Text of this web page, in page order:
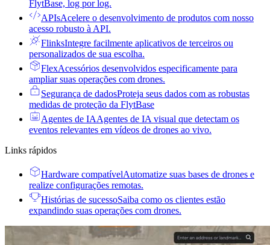
FlytBase, log por log.
APIsAcelere o desenvolvimento de produtos com nosso
acesso robusto à API.
FlinksIntegre facilmente aplicativos de terceiros ou
personalizados de sua escolha.
FlexAcessórios desenvolvidos especificamente para
ampliar suas operações com drones.
Segurança de dadosProteja seus dados com as robustas
medidas de proteção da FlytBase
Agentes de IAAgentes de IA visual que detectam os
eventos relevantes em vídeos de drones ao vivo.
Links rápidos
Hardware compatívelAutomatize suas bases de drones e
realize configurações remotas.
Histórias de sucessoSaiba como os clientes estão
expandindo suas operações com drones.